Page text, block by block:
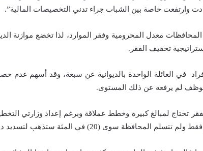
المحافظات معدل المحرومية وفقر الموارد، لذا تخضع موازنة
تخفيف الفقر.
في العائلة الواحدة بالديوانية عن سبعة، وقد أسهم
لم يرفعه عن ذلك المستوى.
تحتاج لمبالغ كبيرة وخطط عملاقة وبرغم إعداد وزارتي